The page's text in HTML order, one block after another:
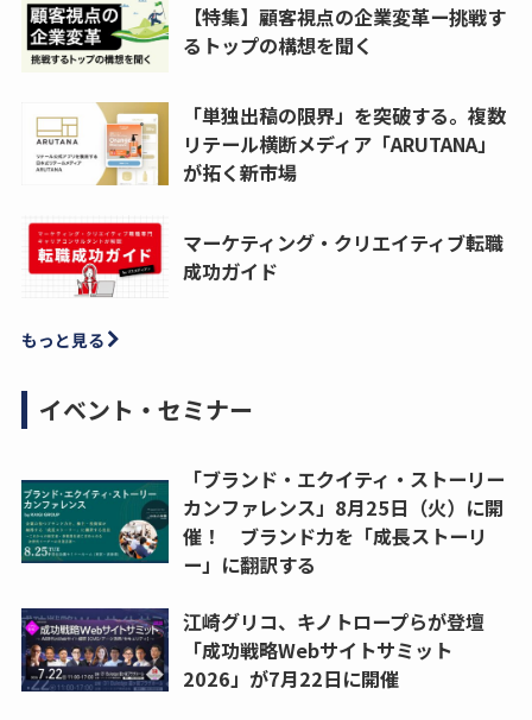
【特集】顧客視点の企業変革ー挑戦す
るトップの構想を聞く
「単独出稿の限界」を突破する。複数
リテール横断メディア「ARUTANA」
が拓く新市場
マーケティング・クリエイティブ転職
成功ガイド
もっと見る
イベント・セミナー
「ブランド・エクイティ・ストーリー
カンファレンス」8月25日（火）に開
催！ ブランド力を「成長ストーリ
ー」に翻訳する
江崎グリコ、キノトロープらが登壇
「成功戦略Webサイトサミット
2026」が7月22日に開催